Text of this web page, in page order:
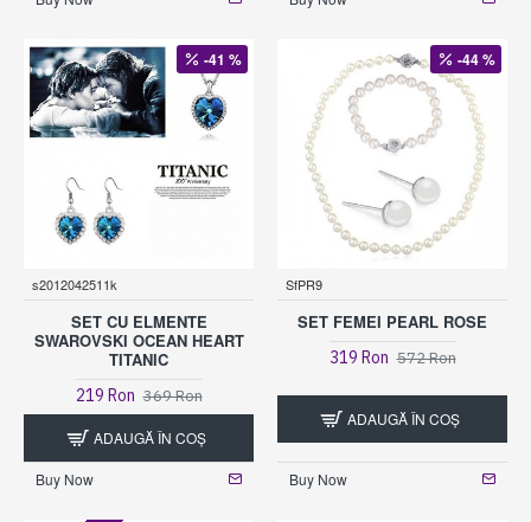
-41 %
s2012042511k
SET CU ELMENTE
SWAROVSKI OCEAN HEART
TITANIC
219 Ron 369 Ron
ADAUGĂ ÎN COŞ
Buy Now
-44 %
SfPR9
SET FEMEI PEARL ROSE
319 Ron 572 Ron
ADAUGĂ ÎN COŞ
Buy Now